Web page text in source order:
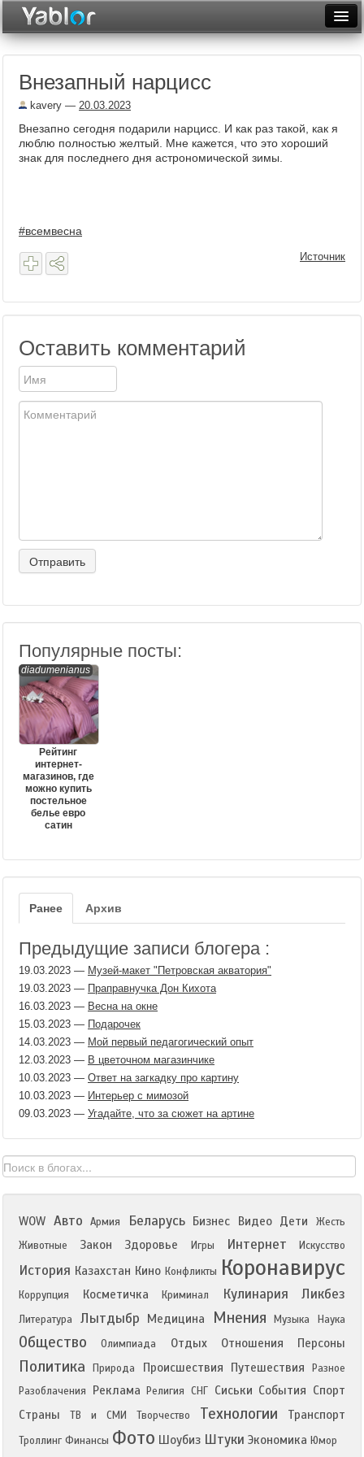
Неделя
Рейтинги
Внезапный нарцисс
kavery — 20.03.2023
Внезапно сегодня подарили нарцисс. И как раз такой, как я
люблю полностью желтый. Мне кажется, что это хороший
знак для последнего дня астрономической зимы.
#всемвесна
Источник
Оставить комментарий
Популярные посты:
diadumenianus
Рейтинг
интернет-
магазинов, где
можно купить
постельное
белье евро
сатин
Ранее Архив
Предыдущие записи блогера :
19.03.2023 — Музей-макет "Петровская акватория"
19.03.2023 — Праправнучка Дон Кихота
16.03.2023 — Весна на окне
15.03.2023 — Подарочек
14.03.2023 — Мой первый педагогический опыт
12.03.2023 — В цветочном магазинчике
10.03.2023 — Ответ на загкадку про картину
10.03.2023 — Интерьер с мимозой
09.03.2023 — Угадайте, что за сюжет на артине
WOW Авто Армия Беларусь Бизнес Видео Дети
Жесть
Животные
Закон Здоровье Игры Интернет Искусство
История Казахстан Кино Конфликты Коронавирус
Коррупция Косметичка Криминал Кулинария Ликбез
Литература Лытдыбр Медицина Мнения Музыка Наука
Общество Олимпиада Отдых Отношения Персоны
Политика Природа Происшествия Путешествия
Разное
Разоблачения
Реклама Религия СНГ Сиськи События Спорт
Страны
ТВ и СМИ Творчество Технологии Транспорт
Троллинг Финансы Фото Шоубиз Штуки Экономика Юмор